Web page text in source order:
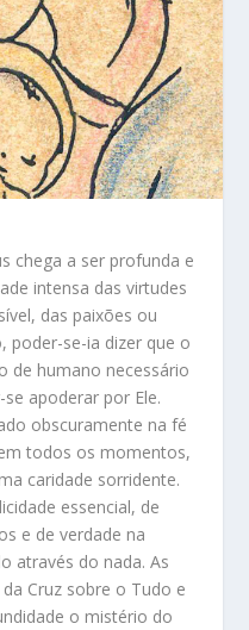
chega a ser profunda e
intensa das virtudes
das paixões ou
poder-se-ia dizer que o
de humano necessário
apoderar por Ele.
obscuramente na fé
todos os momentos,
caridade sorridente.
essencial, de
e de verdade na
através do nada. As
Cruz sobre o Tudo e
o mistério do